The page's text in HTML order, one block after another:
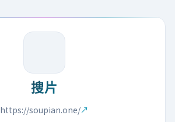
搜片
https://soupian.one/↗